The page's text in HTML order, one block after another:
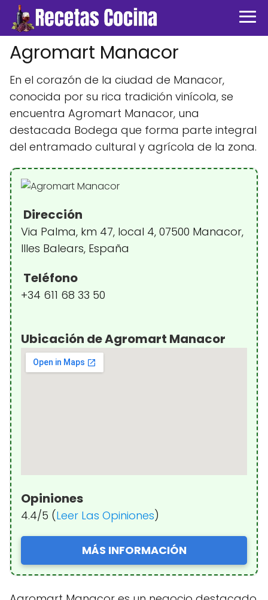
Agromart Manacor
En el corazón de la ciudad de Manacor,
conocida por su rica tradición vinícola, se
encuentra Agromart Manacor, una
destacada Bodega que forma parte integral
del entramado cultural y agrícola de la zona.
Dirección
Via Palma, km 47, local 4, 07500 Manacor,
Illes Balears, España
Teléfono
+34 611 68 33 50
Ubicación de Agromart Manacor
Opiniones
4.4/5 (Leer Las Opiniones)
MÁS INFORMACIÓN